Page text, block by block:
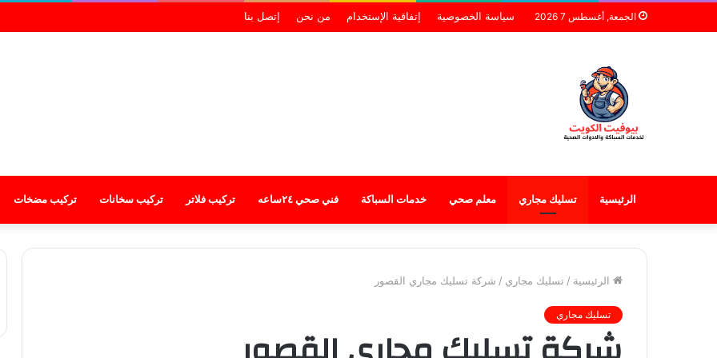
الجمعة, أغسطس 7 2026 سياسة الخصوصية إتفاقية الإستخدام من نحن إتصل بنا
الرئيسية تسليك مجاري معلم صحي خدمات السباكة فني صحي ٢٤ساعه تركيب فلاتر تركيب سخانات تركيب مضخات
الرئيسية / تسليك مجاري / شركة تسليك مجاري القصور
تسليك مجاري